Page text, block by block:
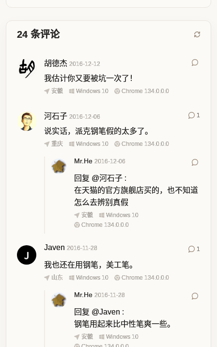
24 条评论
胡德杰 2016-12-12
我估计你又要被坑一次了！
安徽 Windows 10 Chrome 134.0.0.0
河石子 2016-12-06 1
说实话，派克钢笔假的太多了。
重庆 Windows 10 Chrome 134.0.0.0
Mr.He 2016-12-06
回复 @河石子 :
在天猫的官方旗舰店买的，也不知道
怎么去辨别真假
安徽
Windows 10
Chrome 134.0.0.0
Javen 2016-11-28 1
我也还在用钢笔，美工笔。
山东 Windows 10 Chrome 134.0.0.0
Mr.He 2016-11-28
回复 @Javen :
钢笔用起来比中性笔爽一些。
安徽
Windows 10